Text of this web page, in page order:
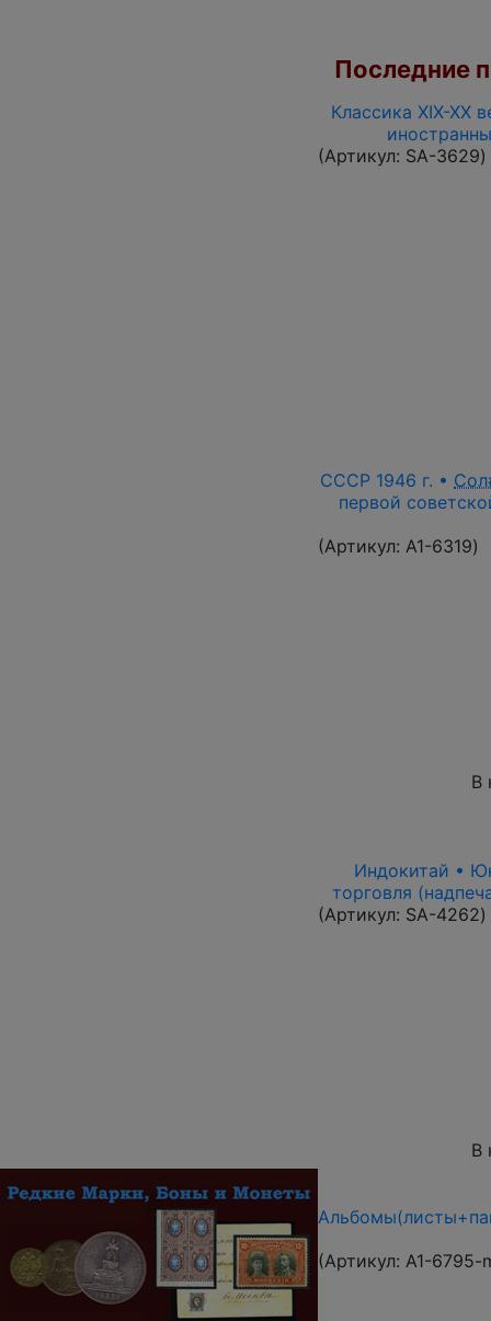
Последние
Классика XIX-XX
(Артикул: SA-3629)
СССР 1946 г. •
первой
(Артикул: A1-6319)
В
Индокитай •
торговля
(Артикул: SA-4262)
В
(Артикул: A1-6795-